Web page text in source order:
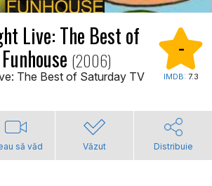
Live: The Best of
(2006)
The Best of Saturday TV
-
IMDB: 7.3
să văd Văzut Distribuie